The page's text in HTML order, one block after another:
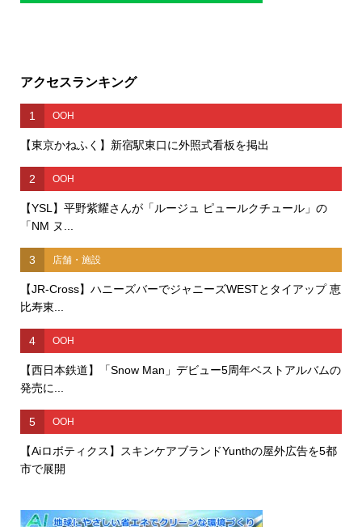
アクセスランキング
1 OOH
【東京かねふく】新宿駅東口に外照式看板を掲出
2 OOH
【YSL】平野紫耀さんが「ルージュ ピュールクチュール」の
「NM ヌ...
3 店舗・施設
【JR-Cross】ハニーズバーでジャニーズWESTとタイアップ 恵
比寿東...
4 OOH
【西日本鉄道】「Snow Man」デビュー5周年ベストアルバムの
発売に...
5 OOH
【Aiロボティクス】スキンケアブランドYunthの屋外広告を5都
市で展開